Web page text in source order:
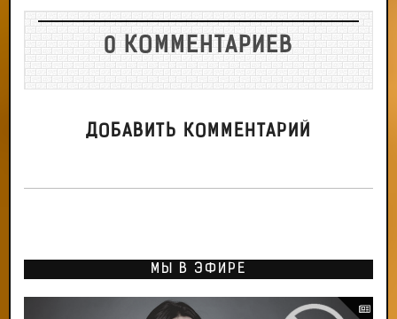
0 КОММЕНТАРИЕВ
ДОБАВИТЬ КОММЕНТАРИЙ
МЫ В ЭФИРЕ